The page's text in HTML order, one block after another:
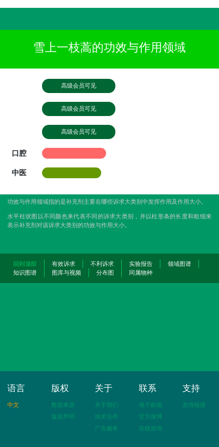
雪上一枝蒿的功效与作用领域
高级会员可见
高级会员可见
高级会员可见
口腔
中医
功效与作用领域指的是补充剂主要在哪些诉求大类别中发挥作用及作用大小。
水平柱状图以不同颜色来代表不同的诉求大类别，并以柱形条的长度和粗细来
表示补充剂对该诉求大类别的功效与作用大小。
回到顶部 有效诉求 不利诉求 实验报告
领域图谱
知识图谱
图库与视频 分布图 同属物种
语言
中文
版权
数据来源
版权声明
关于
关于我们
技术合作
广告服务
联系
电子邮箱
官方微博
在线咨询
支持
友情链接